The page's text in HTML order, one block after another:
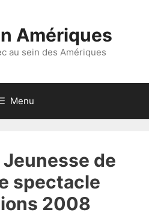
Amériques
au sein des Amériques
Menu
de
spectacle
2008